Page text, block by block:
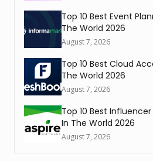
Top 10 Best Event
The World 2026
August 7, 2026
Top 10 Best Cloud
The World 2026
August 7, 2026
Top 10 Best
In The World 2026
August 7, 2026